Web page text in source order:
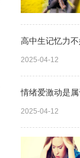
高中生记忆力
2025-04-12
情绪爱激动是
2025-04-12